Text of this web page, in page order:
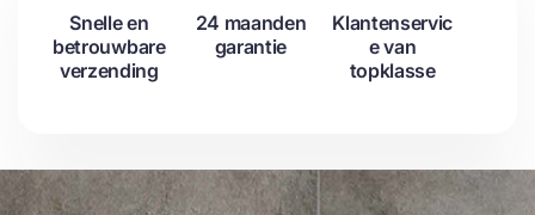
Snelle en
betrouwbare
verzending
24 maanden
garantie
Klantenservic
e van
topklasse